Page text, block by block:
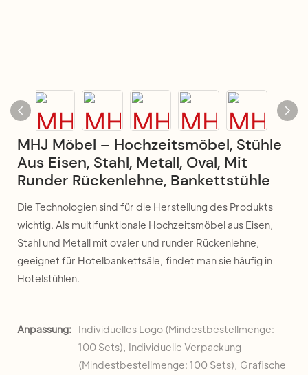
MHJ Möbel – Hochzeitsmöbel, Stühle
Aus Eisen, Stahl, Metall, Oval, Mit
Runder Rückenlehne, Bankettstühle
Die Technologien sind für die Herstellung des Produkts
wichtig. Als multifunktionale Hochzeitsmöbel aus Eisen,
Stahl und Metall mit ovaler und runder Rückenlehne,
geeignet für Hotelbankettsäle, findet man sie häufig in
Hotelstühlen.
Anpassung:
Individuelles Logo (Mindestbestellmenge:
100 Sets), Individuelle Verpackung
(Mindestbestellmenge: 100 Sets), Grafische